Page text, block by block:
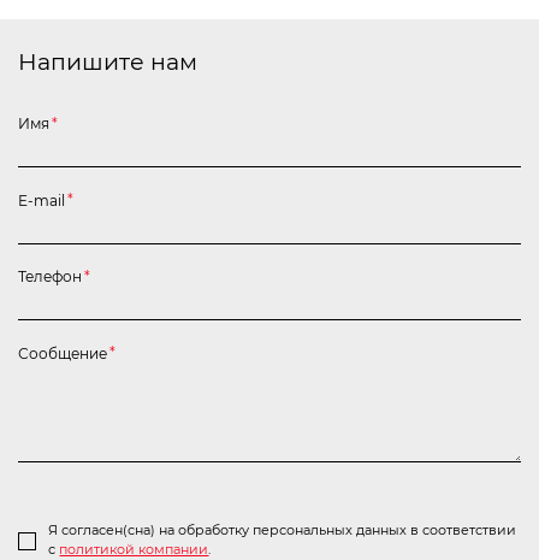
Напишите нам
Имя *
E-mail *
Я согласен(сна) на обработку персональных данных в соответствии
с политикой компании.
Телефон *
Сообщение*